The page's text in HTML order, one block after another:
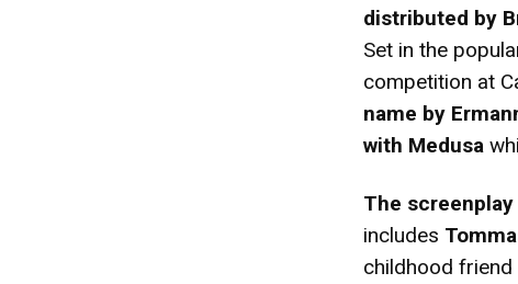
distributed by
Set in the
competition at
name by
with Medusa
The screenplay
includes
childhood